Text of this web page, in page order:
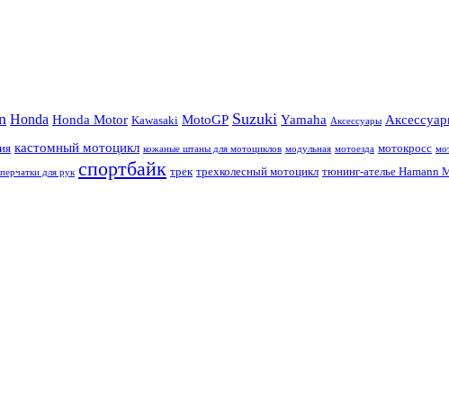
Honda Honda Motor Kawasaki MotoGP Suzuki Yamaha Аксессуары
кастомный мотоцикл кожаные штаны для мотоциклов модульная мотоезда мотокросс
перчатки для рук спортбайк трек трехколесный мотоцикл тюнинг-ателье Hamann